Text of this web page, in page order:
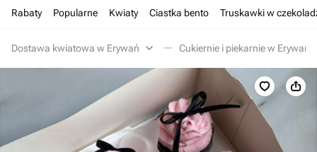
Rabaty Popularne Kwiaty Ciastka bento Truskawki w
Dostawa kwiatowa w Erywań Cukiernie i piekarnie w Erywań